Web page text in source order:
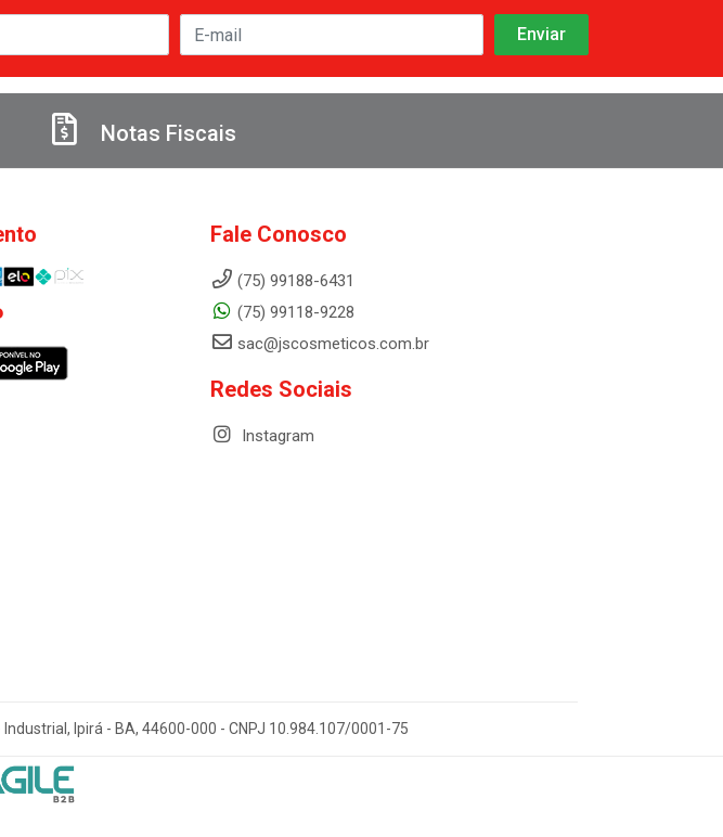
Notas Fiscais
Fale Conosco
(75) 99188-6431
(75) 99118-9228
sac@jscosmeticos.com.br
Redes Sociais
Instagram
Ipirá - BA, 44600-000 - CNPJ 10.984.107/0001-75